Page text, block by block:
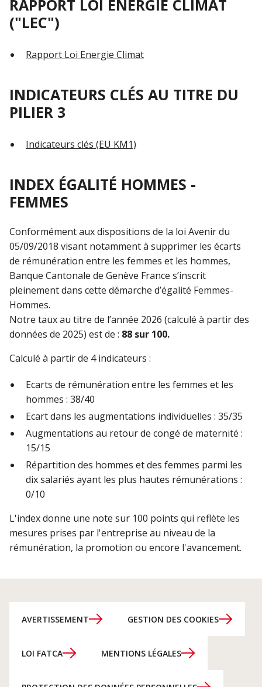
RAPPORT LOI ENERGIE CLIMAT
("LEC")
Rapport Loi Energie Climat
INDICATEURS CLÉS AU TITRE DU
PILIER 3
Indicateurs clés (EU KM1)
INDEX ÉGALITÉ HOMMES -
FEMMES
Conformément aux dispositions de la loi Avenir du
05/09/2018 visant notamment à supprimer les écarts
de rémunération entre les femmes et les hommes,
Banque Cantonale de Genève France s’inscrit
pleinement dans cette démarche d’égalité Femmes-
Hommes.
Notre taux au titre de l’année 2026 (calculé à partir des
données de 2025) est de : 88 sur 100.
Calculé à partir de 4 indicateurs :
Ecarts de rémunération entre les femmes et les
hommes : 38/40
Ecart dans les augmentations individuelles : 35/35
Augmentations au retour de congé de maternité :
15/15
Répartition des hommes et des femmes parmi les
dix salariés ayant les plus hautes rémunérations :
0/10
L'index donne une note sur 100 points qui reflète les
mesures prises par l'entreprise au niveau de la
rémunération, la promotion ou encore l'avancement.
AVERTISSEMENT GESTION DES COOKIES
LOI FATCA MENTIONS LÉGALES